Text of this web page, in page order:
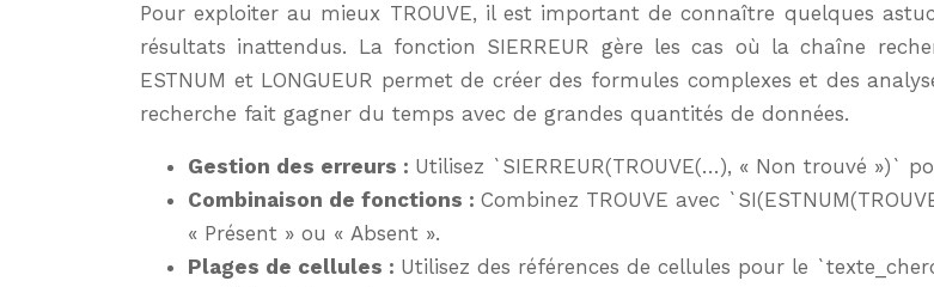
Pour exploiter au mieux TROUVE, il est important de connaître quelques
résultats inattendus. La fonction SIERREUR gère les cas où la chaîne
ESTNUM et LONGUEUR permet de créer des formules complexes et des
recherche fait gagner du temps avec de grandes quantités de données.
Gestion des erreurs : Utilisez `SIERREUR(TROUVE(…), « Non trouvé »)`
Combinaison de fonctions : Combinez TROUVE avec
« Présent » ou « Absent ».
Plages de cellules : Utilisez des références de cellules pour le